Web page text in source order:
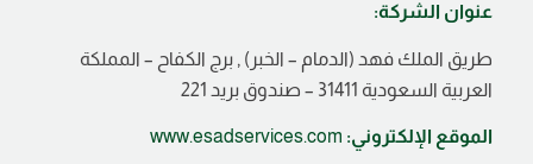
عنوان الشركة:
طريق الملك فهد (الدمام – الخبر) , برج الكفاح – المملكة
العربية السعودية 31411 – صندوق بريد 221
الموقع الإلكتروني: www.esadservices.com